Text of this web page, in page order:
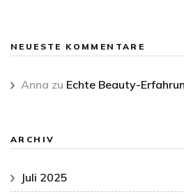
NEUESTE KOMMENTARE
Anna zu Echte Beauty-
ARCHIV
Juli 2025